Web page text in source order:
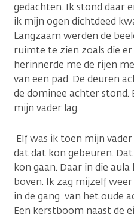
gedachten. Ik stond daar
ik mijn ogen dichtdeed
Langzaam werden de
ruimte te zien zoals die
herinnerde me de rijen
van een pad. De deuren
de dominee achter stond.
mijn vader lag.
Elf was ik toen mijn
dat dat kon gebeuren.
kon gaan. Daar in die
boven. Ik zag mijzelf
in de gang van het oude
Een kerstboom naast de